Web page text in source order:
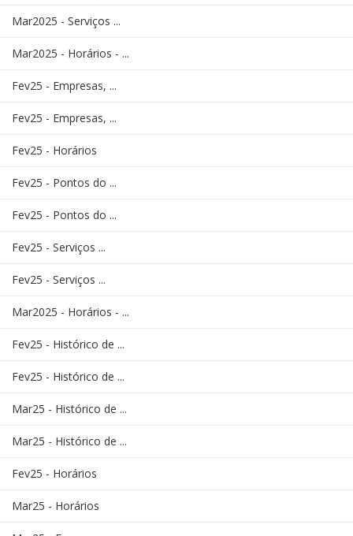
Mar2025 - Serviços ...
Mar2025 - Horários - ...
Fev25 - Empresas, ...
Fev25 - Empresas, ...
Fev25 - Horários
Fev25 - Pontos do ...
Fev25 - Pontos do ...
Fev25 - Serviços ...
Fev25 - Serviços ...
Mar2025 - Horários - ...
Fev25 - Histórico de ...
Fev25 - Histórico de ...
Mar25 - Histórico de ...
Mar25 - Histórico de ...
Fev25 - Horários
Mar25 - Horários